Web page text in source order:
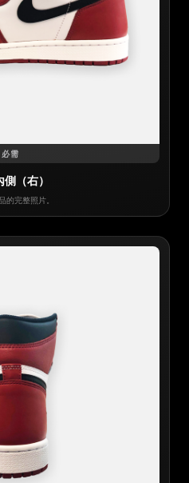
必需
（右）
的完整照片。